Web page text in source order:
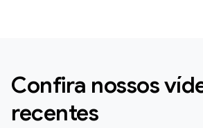
Confira nossos
recentes